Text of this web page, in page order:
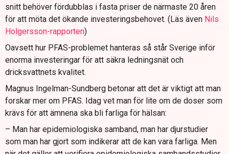
snitt behöver fördubblas i fasta priser de närmaste 20 åren
för att möta det ökande investeringsbehovet. (Läs även Nils
Holgersson-rapporten)
Oavsett hur PFAS-problemet hanteras så står Sverige inför
enorma investeringar för att säkra ledningsnät och
dricksvattnets kvalitet.
Magnus Ingelman-Sundberg betonar att det är viktigt att man
forskar mer om PFAS. Idag vet man för lite om de doser som
krävs för att ämnena ska bli farliga för hälsan:
– Man har epidemiologiska samband, man har djurstudier
som man har gjort som indikerar att de kan vara farliga. Men